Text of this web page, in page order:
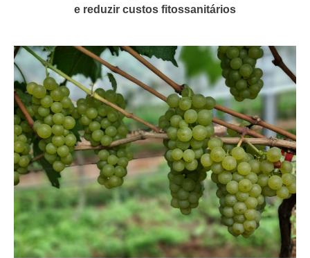
e reduzir custos fitossanitários